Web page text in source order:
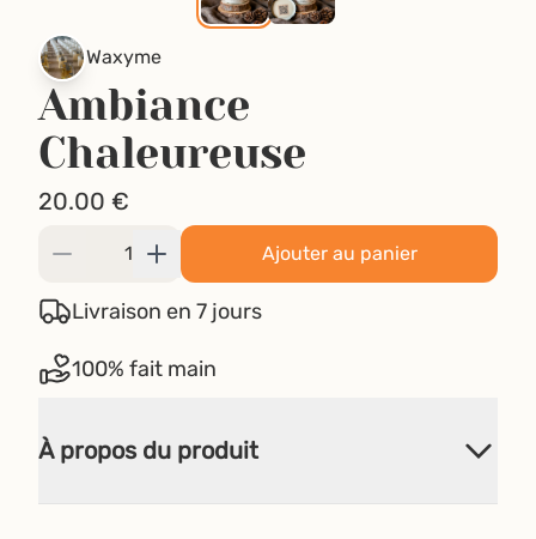
Waxyme
Ambiance
Chaleureuse
20.00 €
Ajouter au panier
Livraison en 7 jours
100% fait main
À propos du produit